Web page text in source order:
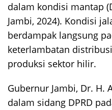
dalam kondisi mantap
Jambi, 2024). Kondisi
berdampak langsung
keterlambatan
produksi sektor hilir.
Gubernur Jambi, Dr. H.
dalam sidang DPRD